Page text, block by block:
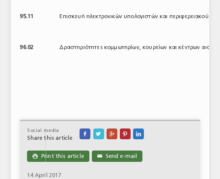
95.11 Επισκευή ηλεκτρονικών υπολογιστών και περιφερειακού
96.02 Δραστηριότητες κομμωτηρίων, κουρείων και κέντρων
Social media
Share this article
    
 Print this article ✉ Send e-mail
14 April 2017